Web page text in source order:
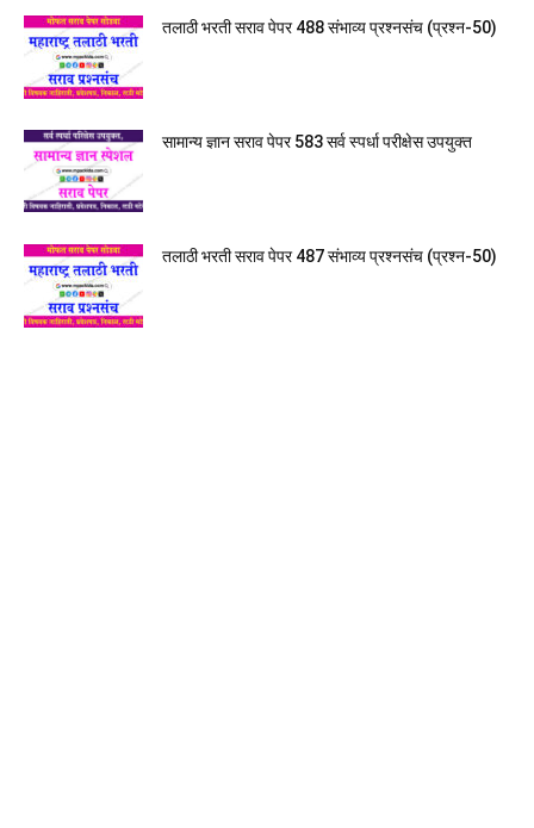
तलाठी भरती सराव पेपर 488 संभाव्य प्रश्नसंच (प्रश्न-50)
सामान्य ज्ञान सराव पेपर 583 सर्व स्पर्धा परीक्षेस उपयुक्त
तलाठी भरती सराव पेपर 487 संभाव्य प्रश्नसंच (प्रश्न-50)